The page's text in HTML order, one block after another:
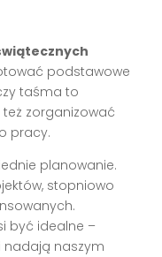
podstawowe
taśma to
zorganizować
pracy.
planowanie.
stopniowo
być idealne –
nadają naszym